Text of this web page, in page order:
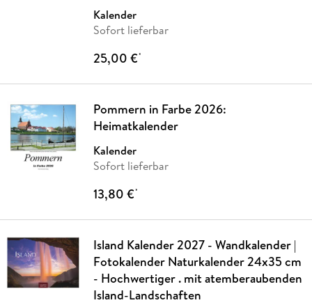
Kalender
Sofort lieferbar
25,00 €*
Pommern in Farbe 2026:
Heimatkalender
Kalender
Sofort lieferbar
13,80 €*
Island Kalender 2027 - Wandkalender |
Fotokalender Naturkalender 24x35 cm
- Hochwertiger . mit atemberaubenden
Island-Landschaften